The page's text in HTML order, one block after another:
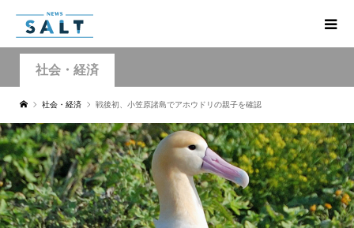
社会・経済
社会・経済 戦後初、小笠原諸島でアホウドリの親子を確認